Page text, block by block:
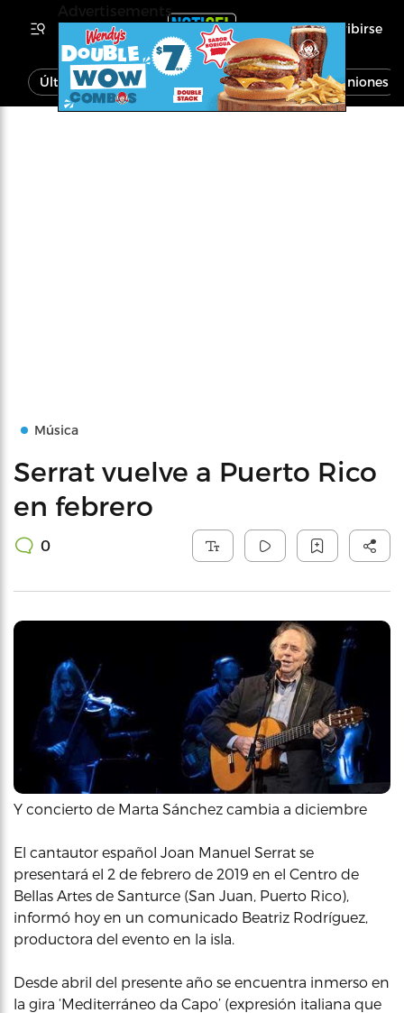
Inscribirse
Última Hora Noticias Economía Opiniones
Música
Serrat vuelve a Puerto Rico
en febrero
0
Y concierto de Marta Sánchez cambia a diciembre
El cantautor español Joan Manuel Serrat se
presentará el 2 de febrero de 2019 en el Centro de
Bellas Artes de Santurce (San Juan, Puerto Rico),
informó hoy en un comunicado Beatriz Rodríguez,
productora del evento en la isla.
Desde abril del presente año se encuentra inmerso en
la gira ‘Mediterráneo da Capo’ (expresión italiana que
Advertisements